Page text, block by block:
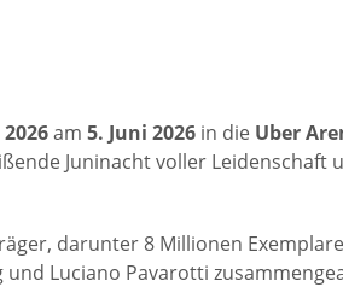
am 5. Juni 2026 in die Uber
Juninacht voller Leidenschaft
darunter 8 Millionen
und Luciano Pavarotti